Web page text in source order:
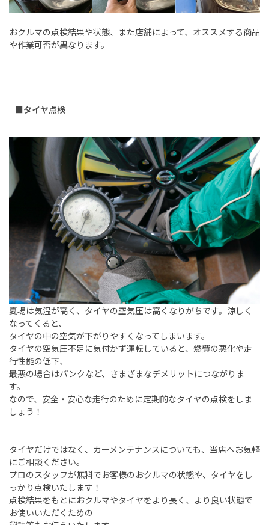
おクルマの点検結果や状態、また店舗によって、オススメする商品
や作業可否が異なります。
■タイヤ点検
夏場は気温が高く、タイヤの空気圧は高くなりがちです。涼しく
なってくると、
タイヤの中の空気が下がりやすくなってしまいます。
タイヤの空気圧不足に気付かず運転していると、燃費の悪化や走
行性能の低下、
最悪の場合はパンクなど、さまざまなデメリットにつながりま
す。
なので、安全・安心な走行のために定期的なタイヤの点検をしま
しょう！
タイヤだけではなく、カーメンテナンスについても、当店へお気軽
にご相談ください。
プロのスタッフが無料でお客様のおクルマの状態や、タイヤをし
っかり点検いたします！
点検結果をもとにおクルマやタイヤをより長く、より良い状態で
お使いいただくための